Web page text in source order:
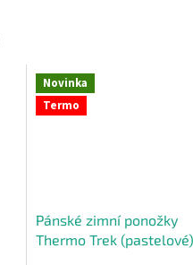
Novinka
Termo
Pánské zimní ponožky
Thermo Trek (pastelové)